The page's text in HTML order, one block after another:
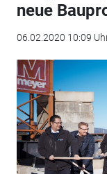
neue
06.02.2020 10:09